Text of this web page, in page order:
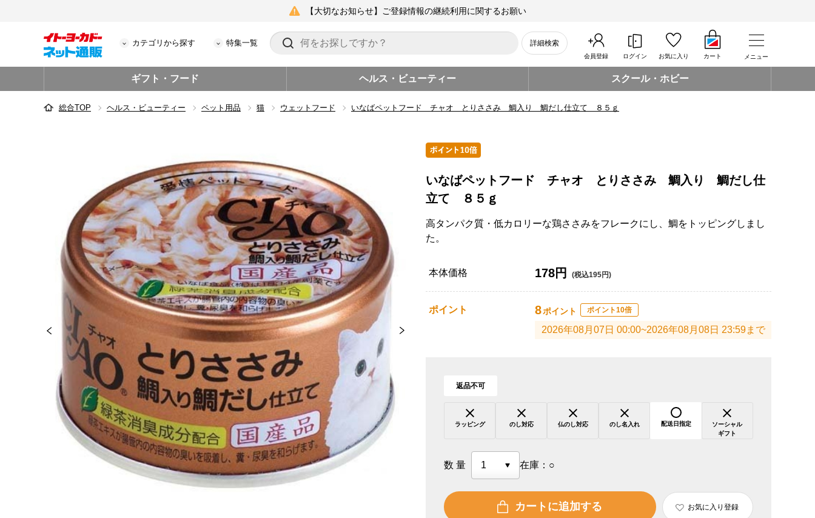
【大切なお知らせ】ご登録情報の継続利用に関するお願い
カテゴリから探す 特集一覧 詳細検索
会員登録 ログイン お気に入り カート メニュー
ギフト・フード ヘルス・ビューティー スクール・ホビー
総合TOP ヘルス・ビューティー ペット用品 猫 ウェットフード いなばペットフード チャオ とりささみ 鯛入り 鯛だし仕立て ８５ｇ
いなばペットフード チャオ とりささみ 鯛入り 鯛だし仕
立て ８５ｇ
高タンパク質・低カロリーな鶏ささみをフレークにし、鯛をトッピングしまし
た。
本体価格 178円 (税込195円)
ポイント 8ポイント ポイント10倍
2026年08月07日 00:00~2026年08月08日 23:59まで
返品不可
ラッピング のし対応 仏のし対応 のし名入れ 配送日指定
ソーシャル
ギフト
数量 在庫： ○
カートに追加する お気に入り登録